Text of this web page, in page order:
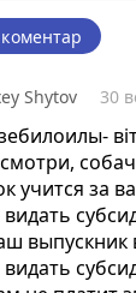
Shytov 30
учится за